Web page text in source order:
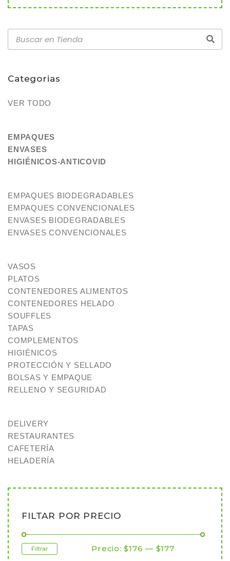
Categorias
VER TODO
EMPAQUES
ENVASES
HIGIÉNICOS-ANTICOVID
EMPAQUES BIODEGRADABLES
EMPAQUES CONVENCIONALES
ENVASES BIODEGRADABLES
ENVASES CONVENCIONALES
VASOS
PLATOS
CONTENEDORES ALIMENTOS
CONTENEDORES HELADO
SOUFFLES
TAPAS
COMPLEMENTOS
HIGIÉNICOS
PROTECCIÓN Y SELLADO
BOLSAS Y EMPAQUE
RELLENO Y SEGURIDAD
DELIVERY
RESTAURANTES
CAFETERÍA
HELADERÍA
FILTAR POR PRECIO
Filtrar Precio:$176 — $177